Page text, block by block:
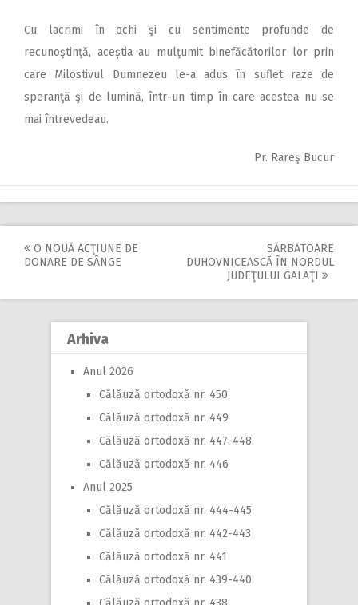
Cu lacrimi în ochi şi cu sentimente profunde de
recunoştinţă, aceștia au mulţumit binefăcătorilor lor prin
care Milostivul Dumnezeu le-a adus în suflet raze de
speranţă şi de lumină, într-un timp în care acestea nu se
mai întrevedeau.
Pr. Rareş Bucur
Post
navigation
O NOUĂ ACŢIUNE DE
DONARE DE SÂNGE
SĂRBĂTOARE
DUHOVNICEASCĂ ÎN NORDUL
JUDEŢULUI GALAŢI
Arhiva
Anul 2026
Călăuză ortodoxă nr. 450
Călăuză ortodoxă nr. 449
Călăuză ortodoxă nr. 447-448
Călăuză ortodoxă nr. 446
Anul 2025
Călăuză ortodoxă nr. 444-445
Călăuză ortodoxă nr. 442-443
Călăuză ortodoxă nr. 441
Călăuză ortodoxă nr. 439-440